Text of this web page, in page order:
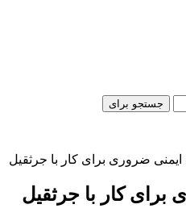
جستجو برای
ایمنی ضروری برای کار با جرثقیل
کار با جرثقیل